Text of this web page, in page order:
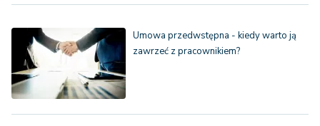
Umowa przedwstępna - kiedy warto ją
zawrzeć z pracownikiem?